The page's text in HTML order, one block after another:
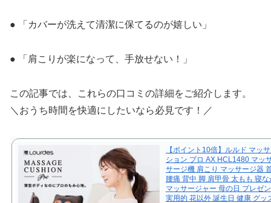
● 「カバーが洗えて清潔に保てるのが嬉しい」
● 「肩こりが楽になって、手放せない！」
この記事では、これらの口コミの詳細をご紹介します。
＼おうち時間を快適にしたいなら必見です！／
【ポイント10倍】ルルド マッ
ション プロ AX HCL1480 マッ
サージ機 肩こり マッサージ器
腰痛 背中 脚 肩甲骨 太もも 寝
マッサージャー 母の日 プレゼ
実用的 花以外 誕生日 健康 グッ